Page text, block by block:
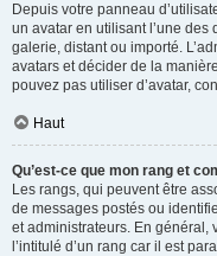
Depuis votre panneau
un avatar en utilisant l’une des
galerie, distant ou importé.
avatars et décider de la
pouvez pas utiliser d’avatar,
Haut
Qu’est-ce que mon rang et
Les rangs, qui peuvent être
de messages postés ou
et administrateurs. En général,
l’intitulé d’un rang car il est